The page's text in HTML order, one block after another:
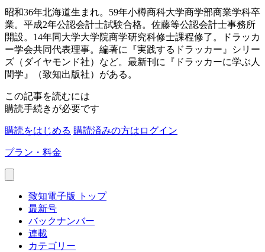
昭和36年北海道生まれ。59年小樽商科大学商学部商業学科卒
業。平成2年公認会計士試験合格。佐藤等公認会計士事務所
開設。14年同大学大学院商学研究科修士課程修了。ドラッカ
ー学会共同代表理事。編著に『実践するドラッカー』シリー
ズ（ダイヤモンド社）など。最新刊に『ドラッカーに学ぶ人
間学』（致知出版社）がある。
この記事を読むには
購読手続きが必要です
購読をはじめる 購読済みの方はログイン
プラン・料金
致知電子版 トップ
最新号
バックナンバー
連載
カテゴリー